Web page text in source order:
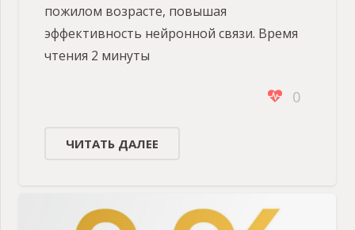
пожилом возрасте, повышая
эффективность нейронной связи. Время
чтения 2 минуты
0
ЧИТАТЬ ДАЛЕЕ